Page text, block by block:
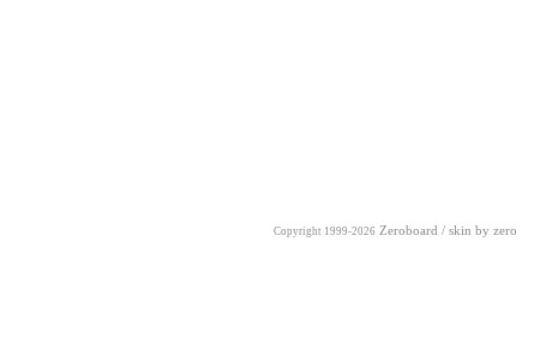
Copyright 1999-2026 Zeroboard / skin by zero